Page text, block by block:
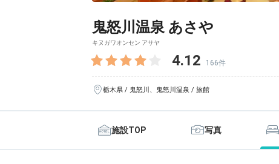
鬼怒川温泉 あさや
キヌガワオンセン アサヤ
4.12 166件
栃木県 / 鬼怒川、鬼怒川温泉 / 旅館
施設TOP 写真